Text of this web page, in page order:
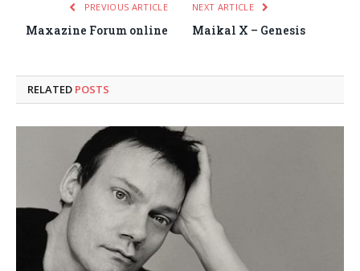
PREVIOUS ARTICLE
Maxazine Forum online
NEXT ARTICLE
Maikal X – Genesis
RELATED POSTS